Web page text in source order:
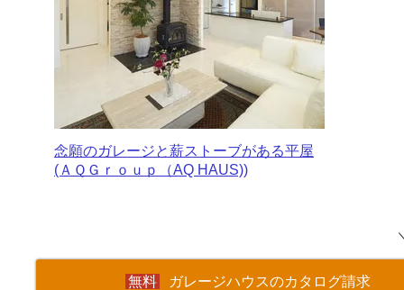
念願のガレージと薪ストーブがある平屋
(ＡＱＧｒｏｕｐ（AQ HAUS))
ガレージハウスのカタログ請求